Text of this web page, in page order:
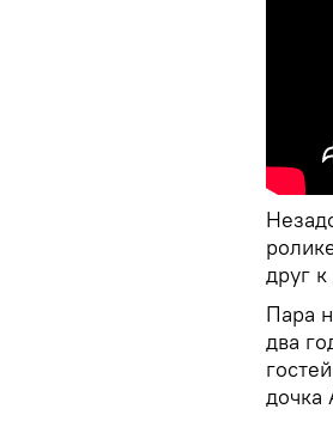
друг к
Пара
два
дочка